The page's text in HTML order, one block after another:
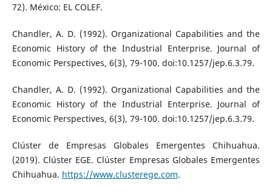
72). México: EL COLEF.
Chandler, A. D. (1992). Organizational Capabilities and the
Economic History of the Industrial Enterprise. Journal of
Economic Perspectives, 6(3), 79-100. doi:10.1257/jep.6.3.79.
Chandler, A. D. (1992). Organizational Capabilities and the
Economic History of the Industrial Enterprise. Journal of
Economic Perspectives, 6(3), 79-100. doi:10.1257/jep.6.3.79.
Clúster de Empresas Globales Emergentes Chihuahua.
(2019). Clúster EGE. Clúster Empresas Globales Emergentes
Chihuahua. https://www.clusterege.com.